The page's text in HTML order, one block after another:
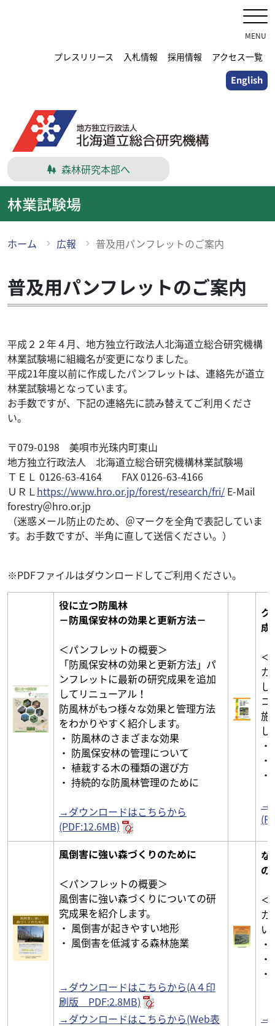
プ
プレスリリース 入札情報 採用情報 アクセス一覧
English
MENU
森林研究本部へ
林業試験場
ホーム 広報 普及用パンフレットのご案内
普及用パンフレットのご案内
平成２２年４月、地方独立行政法人北海道立総合研究機構
林業試験場に組織名が変更になりました。
平成21年度以前に作成したパンフレットは、連絡先が道立
林業試験場となっています。
お手数ですが、下記の連絡先に読み替えてご利用くださ
い。
〒079-0198 美唄市光珠内町東山
地方独立行政法人 北海道立総合研究機構林業試験場
ＴＥＬ 0126-63-4164 FAX 0126-63-4166
ＵＲＬhttps://www.hro.or.jp/forest/research/fri/ E-Mail
forestry＠hro.or.jp
（迷惑メール防止のため、＠マークを全角で表記していま
す。お手数ですが、半角に直して送信ください。）
※PDFファイルはダウンロードしてご利用ください。
役に立つ防風林
－防風保安林の効果と更新方法－
＜パンフレットの概要＞
「防風保安林の効果と更新方法」パ
ンフレットに最新の研究成果を追加
してリニューアル！
防風林がもつ様々な効果と管理方法
をわかりやすく紹介します。
・ 防風林のさまざまな効果
・ 防風保安林の管理について
・ 植栽する木の種類の選び方
・ 持続的な防風林管理のために
→ダウンロードはこちらから
(PDF:12.6MB)
ク
成
＜
カ
コ
施
し
→
風倒害に強い森づくりのために
＜パンフレットの概要＞
風倒害に強い森づくりについての研
究成果を紹介します。
・ 風倒害が起きやすい地形
・ 風倒害を低減する森林施業
→ダウンロードはこちらから(A４印
刷版 PDF:2.8MB)
→ダウンロードはこちらから(Web表
な
の
＜
カ
い
→